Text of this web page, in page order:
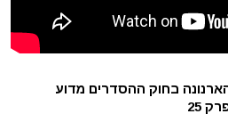
בחוק ההסדרים מדוע
25